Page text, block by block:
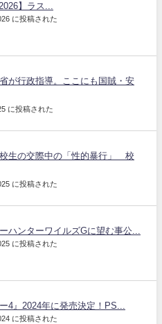
】ラス...
に投稿された
が行政指導。ここにも国賊・安
に投稿された
校生の交際中の「性的暴行」 校
に投稿された
ハンターワイルズGに望む事公...
に投稿された
4』2024年に発売決定！PS...
に投稿された